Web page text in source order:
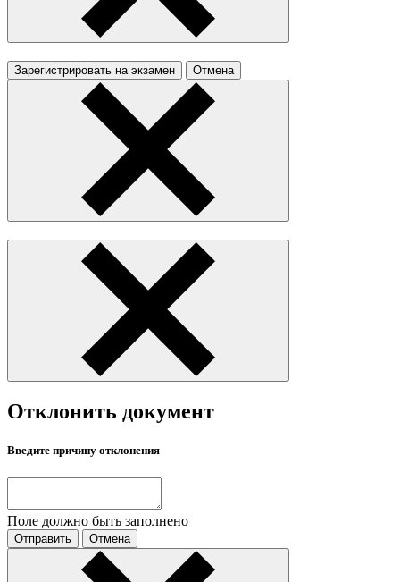
Зарегистрировать на экзамен Отмена
Отклонить документ
Введите причину отклонения
Поле должно быть заполнено
Отправить Отмена